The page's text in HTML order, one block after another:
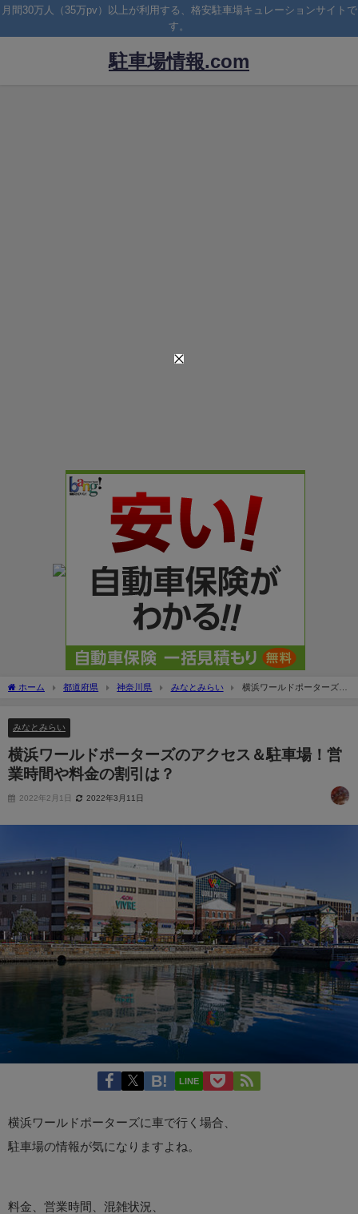
月間30万人（35万pv）以上が利用する、格安駐車場キュレーションサイトで
す。
駐車場情報.com
ホーム 都道府県 神奈川県 みなとみらい
横浜ワールドポーターズの
みなとみらい
横浜ワールドポーターズのアクセス＆駐車場！営
業時間や料金の割引は？
2022年2月1日 2022年3月11日
LINE
横浜ワールドポーターズに車で行く場合、
駐車場の情報が気になりますよね。
料金、営業時間、混雑状況、